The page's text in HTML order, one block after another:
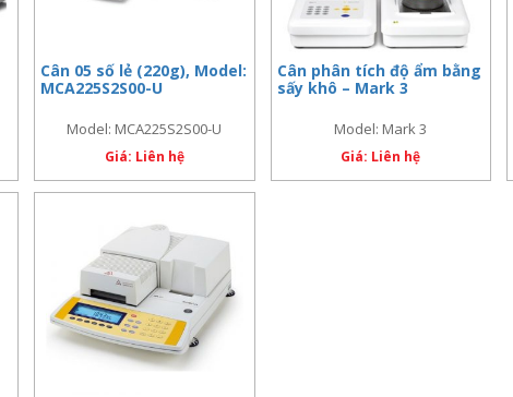
Cân 05 số lẻ (220g), Model:
MCA225S2S00-U
Model: MCA225S2S00-U
Giá: Liên hệ
Cân phân tích độ ẩm bằng
sấy khô – Mark 3
Model: Mark 3
Giá: Liên hệ